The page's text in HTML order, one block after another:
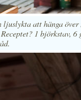
att hänga
1 björkstav, 6